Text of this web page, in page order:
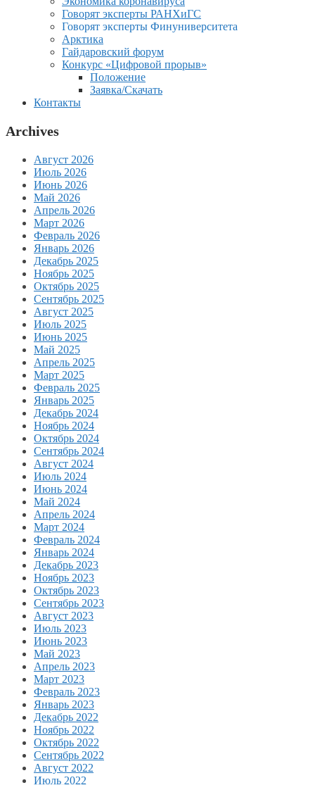
Говорят эксперты РАНХиГС
Говорят эксперты Финуниверситета
Арктика
Гайдаровский форум
Конкурс «Цифровой прорыв»
Положение
Заявка/Скачать
Контакты
Archives
Август 2026
Июль 2026
Июнь 2026
Май 2026
Апрель 2026
Март 2026
Февраль 2026
Январь 2026
Декабрь 2025
Ноябрь 2025
Октябрь 2025
Сентябрь 2025
Август 2025
Июль 2025
Июнь 2025
Май 2025
Апрель 2025
Март 2025
Февраль 2025
Январь 2025
Декабрь 2024
Ноябрь 2024
Октябрь 2024
Сентябрь 2024
Август 2024
Июль 2024
Июнь 2024
Май 2024
Апрель 2024
Март 2024
Февраль 2024
Январь 2024
Декабрь 2023
Ноябрь 2023
Октябрь 2023
Сентябрь 2023
Август 2023
Июль 2023
Июнь 2023
Май 2023
Апрель 2023
Март 2023
Февраль 2023
Январь 2023
Декабрь 2022
Ноябрь 2022
Октябрь 2022
Сентябрь 2022
Август 2022
Июль 2022